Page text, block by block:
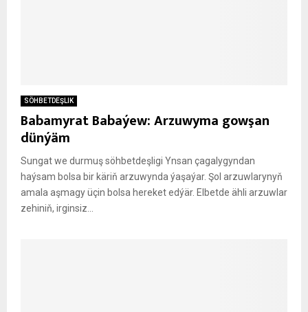
SÖHBETDEŞLIK
Babamyrat Babaýew: Arzuwyma gowşan
dünýäm
Sungat we durmuş söhbetdeşligi Ynsan çagalygyndan
haýsam bolsa bir käriň arzuwynda ýaşaýar. Şol arzuwlarynyň
amala aşmagy üçin bolsa hereket edýär. Elbetde ähli arzuwlar
zehiniň, irginsiz...